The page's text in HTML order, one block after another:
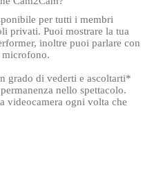
per tutti i membri
privati. Puoi mostrare la tua
inoltre puoi parlare con
grado di vederti e ascoltarti*
nello spettacolo.
videocamera ogni volta che